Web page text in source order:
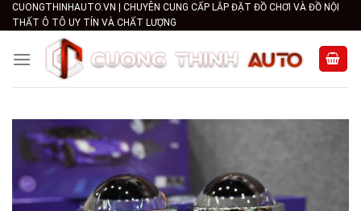
Skip
to
CUONGTHINHAUTO.VN | CHUYÊN CUNG CẤP LẮP ĐẶT ĐỒ CHƠI VÀ ĐỒ NỘI
THẤT Ô TÔ UY TÍN VÀ CHẤT LƯỢNG